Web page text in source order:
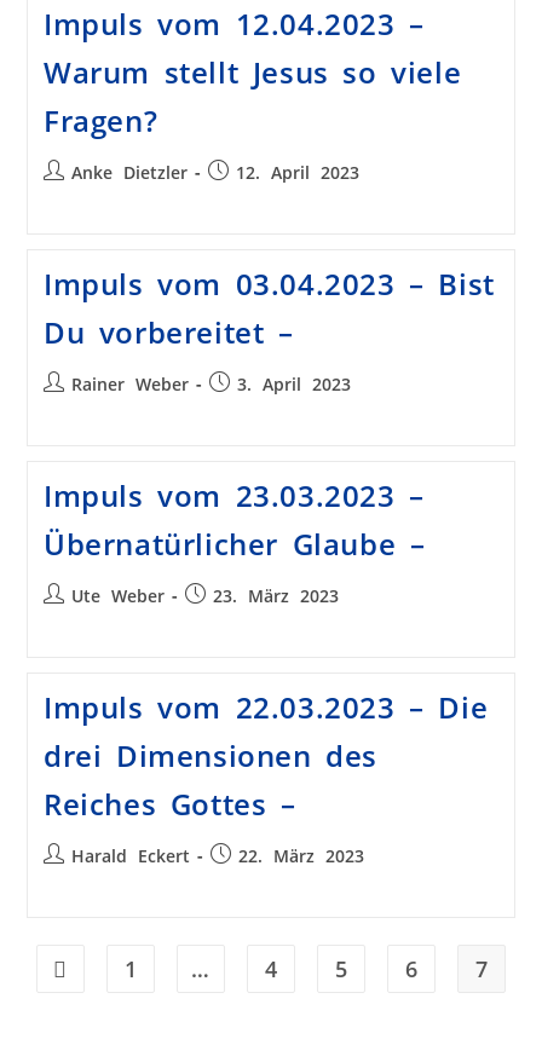
Impuls vom 12.04.2023 –
Warum stellt Jesus so viele
Fragen?
Anke Dietzler 12. April 2023
Impuls vom 03.04.2023 – Bist
Du vorbereitet –
Rainer Weber 3. April 2023
Impuls vom 23.03.2023 –
Übernatürlicher Glaube –
Ute Weber 23. März 2023
Impuls vom 22.03.2023 – Die
drei Dimensionen des
Reiches Gottes –
Harald Eckert 22. März 2023
1 … 4 5 6 7